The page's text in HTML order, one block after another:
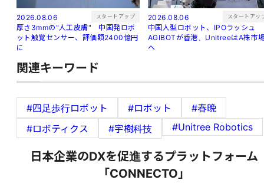
2026.08.06 スタートアップ
厚さ3mmの"人工皮膚" 中国発ロボ
ット触覚センサー、評価額2400億円
に
2026.08.06 スタートアッ
中国人型ロボット、IPOラッシュ
AGIBOTが香港、UnitreeはA株市
へ
関連キーワード
#四足歩行ロボット #ロボット
#春晩
#ロボティクス
#宇樹科技 #Unitree Robotics
日本企業のDXを促進するプラットフォーム
「CONNECTO」